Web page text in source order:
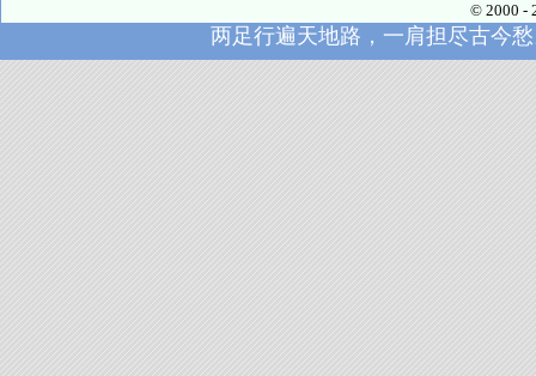
© 2000 -
两足行遍天地路，一肩担尽古今